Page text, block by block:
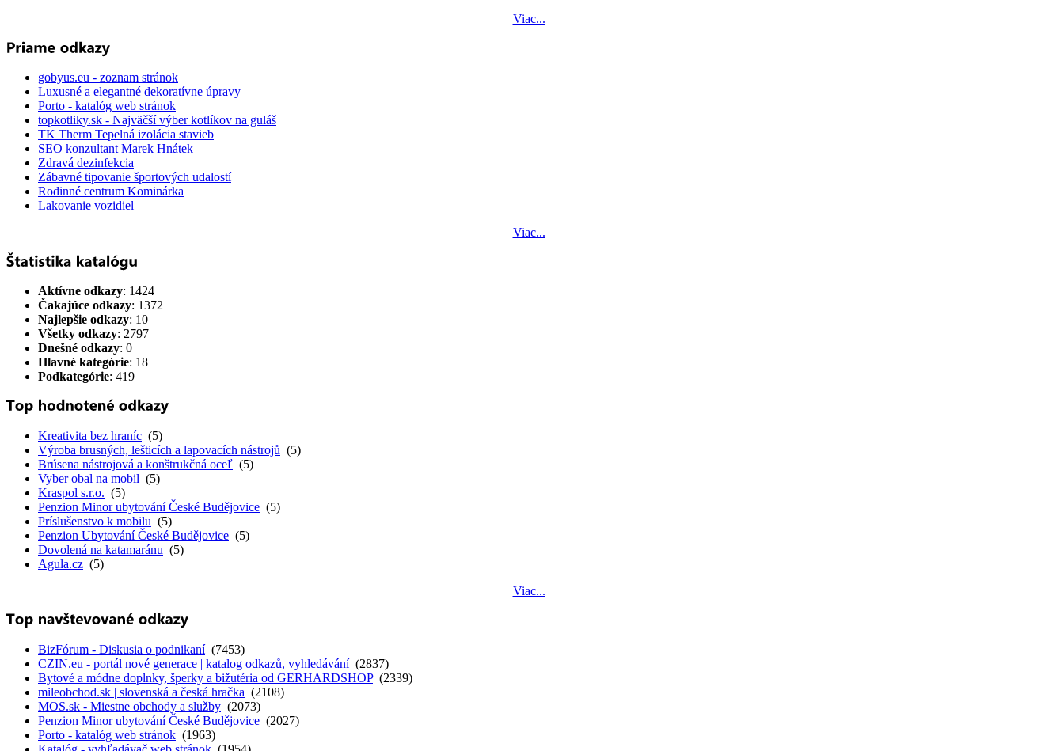
Viac...
gobyus.eu - zoznam stránok
Luxusné a elegantné dekoratívne úpravy
Porto - katalóg web stránok
topkotliky.sk - Najväčší výber kotlíkov na guláš
TK Therm Tepelná izolácia stavieb
SEO konzultant Marek Hnátek
Zdravá dezinfekcia
Zábavné tipovanie športových udalostí
Rodinné centrum Kominárka
Lakovanie vozidiel
Viac...
Aktívne odkazy: 1424
Čakajúce odkazy: 1372
Najlepšie odkazy: 10
Všetky odkazy: 2797
Dnešné odkazy: 0
Hlavné kategórie: 18
Podkategórie: 419
Kreativita bez hraníc (5)
Výroba brusných, lešticích a lapovacích nástrojů (5)
Brúsena nástrojová a konštrukčná oceľ (5)
Vyber obal na mobil (5)
Kraspol s.r.o. (5)
Penzion Minor ubytování České Budějovice (5)
Príslušenstvo k mobilu (5)
Penzion Ubytování České Budějovice (5)
Dovolená na katamaránu (5)
Agula.cz (5)
Viac...
BizFórum - Diskusia o podnikaní(7453)
CZIN.eu - portál nové generace | katalog odkazů, vyhledávání(2837)
Bytové a módne doplnky, šperky a bižutéria od GERHARDSHOP(2339)
mileobchod.sk | slovenská a česká hračka (2108)
MOS.sk - Miestne obchody a služby (2073)
Penzion Minor ubytování České Budějovice (2027)
Porto - katalóg web stránok (1963)